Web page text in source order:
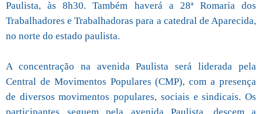
Paulista, às 8h30. Também haverá a 28ª Romaria dos
Trabalhadores e Trabalhadoras para a catedral de Aparecida,
no norte do estado paulista.
A concentração na avenida Paulista será liderada pela
Central de Movimentos Populares (CMP), com a presença
de diversos movimentos populares, sociais e sindicais. Os
participantes seguem pela avenida Paulista, descem a